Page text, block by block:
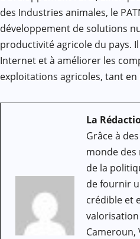
des Industries animales, le
développement de solutions
productivité agricole du pays. Il
Internet et à améliorer les
exploitations agricoles, tant
La
Grâce à
monde des
de la
de fournir
crédible et
Cameroun,